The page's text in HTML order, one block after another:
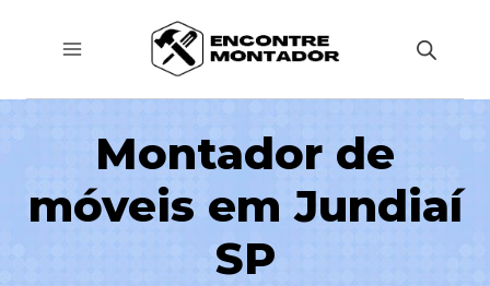
Montador de
móveis em Jundiaí
SP